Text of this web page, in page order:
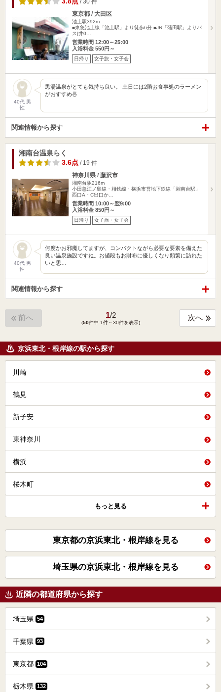
/ 30 件
東京都 / 大田区
池上駅392m
■東急池上線「池上駅」より徒歩6分 ■JR「蒲田駅」よりバ
ス[井0…
営業時間 12:00～25:00
入浴料金 550円～
日帰り 女子旅・女子会
40代 男
性
黒湯温泉がとても気持ち良い。 土日には2階お食事処のラーメン
がおすすめ🍜
関連情報から探す
湘南台温泉らく
3.6点 / 19 件
神奈川県 / 藤沢市
湘南台駅216m
小田急江ノ島線・相鉄線・横浜市営地下鉄線「湘南台駅」
西口A・C出口か…
営業時間 10:00～翌9:00
入浴料金 850円～
日帰り 女子旅・女子会
40代 男
性
何度かお邪魔してますが、コンパクトながら必要な要素を備えた
良い温泉施設ですね。お値段もお財布に優しくなり頻繁に訪れた
いと思…
関連情報から探す
前へ 1/2
(50件中 1件～30件を表示)
次へ
京浜東北・根岸線の駅から探す
川崎
鶴見
新子安
東神奈川
横浜
桜木町
もっと見る
東京都の京浜東北・根岸線を見る
埼玉県の京浜東北・根岸線を見る
近隣の都道府県から探す
埼玉県 54
千葉県 93
東京都 104
栃木県 132